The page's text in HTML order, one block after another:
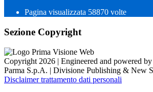
Pagina visualizzata 58870 volte
Sezione Copyright
Copyright 2026 | Engineered and powered
Parma S.p.A. | Divisione Publishing & New
Disclaimer trattamento dati personali